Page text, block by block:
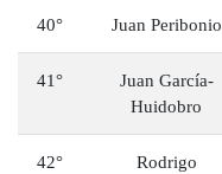
40° Juan Peribonio
41°
Juan García-
Huidobro
42°
Rodrigo